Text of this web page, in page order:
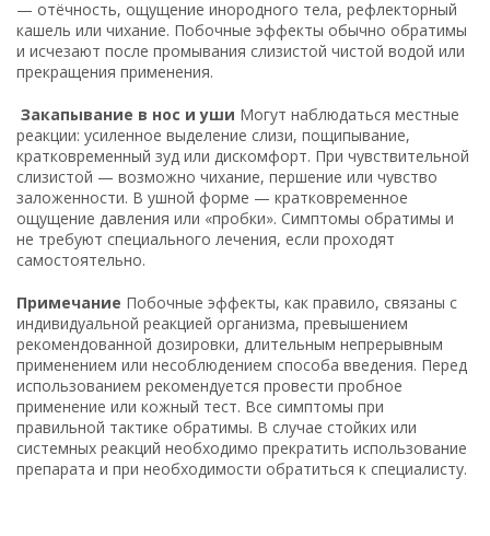
— отёчность, ощущение инородного тела, рефлекторный
кашель или чихание. Побочные эффекты обычно обратимы
и исчезают после промывания слизистой чистой водой или
прекращения применения.
Закапывание в нос и уши Могут наблюдаться местные
реакции: усиленное выделение слизи, пощипывание,
кратковременный зуд или дискомфорт. При чувствительной
слизистой — возможно чихание, першение или чувство
заложенности. В ушной форме — кратковременное
ощущение давления или «пробки». Симптомы обратимы и
не требуют специального лечения, если проходят
самостоятельно.
Примечание Побочные эффекты, как правило, связаны с
индивидуальной реакцией организма, превышением
рекомендованной дозировки, длительным непрерывным
применением или несоблюдением способа введения. Перед
использованием рекомендуется провести пробное
применение или кожный тест. Все симптомы при
правильной тактике обратимы. В случае стойких или
системных реакций необходимо прекратить использование
препарата и при необходимости обратиться к специалисту.